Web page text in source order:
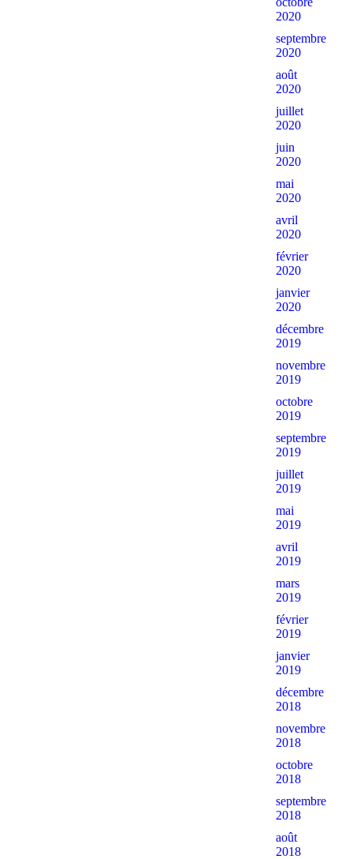
2020
septembre
2020
août
2020
juillet
2020
juin
2020
mai
2020
avril
2020
février
2020
janvier
2020
décembre
2019
novembre
2019
octobre
2019
septembre
2019
juillet
2019
mai
2019
avril
2019
mars
2019
février
2019
janvier
2019
décembre
2018
novembre
2018
octobre
2018
septembre
2018
août
2018